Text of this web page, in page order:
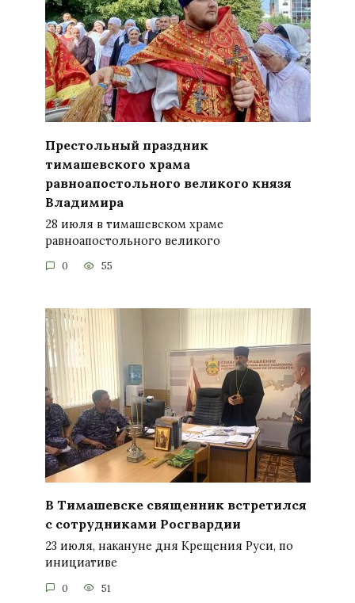
Престольный праздник
тимашевского храма
равноапостольного великого князя
Владимира
28 июля в тимашевском храме
равноапостольного великого
0 55
В Тимашевске священник встретился
с сотрудниками Росгвардии
23 июля, накануне дня Крещения Руси, по
инициативе
0 51